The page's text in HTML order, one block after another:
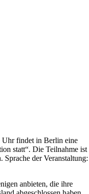
findet in Berlin eine
statt“. Die Teilnahme ist
der Veranstaltung:
anbieten, die ihre